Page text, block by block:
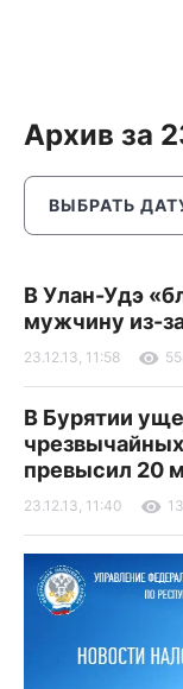
Архив за
ВЫБРАТЬ
В Улан-Удэ
мужчину из-
23.12.13, 11:58
В Бурятии
превысил 20
23.12.13, 11:40